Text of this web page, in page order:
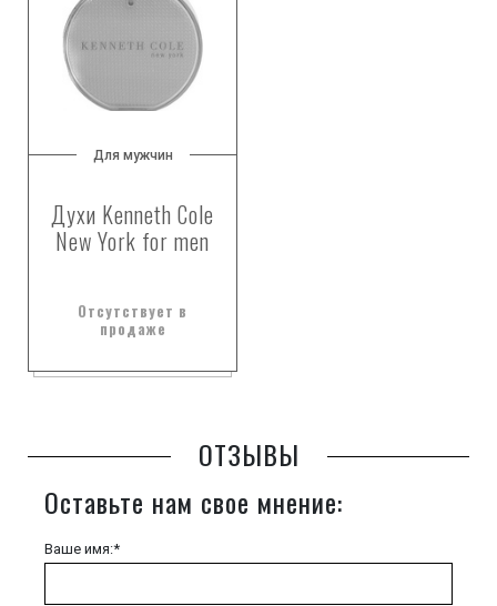
Для мужчин
Духи Kenneth Cole
New York for men
Отсутствует в
продаже
ОТЗЫВЫ
Оставьте нам свое мнение:
Ваше имя:*